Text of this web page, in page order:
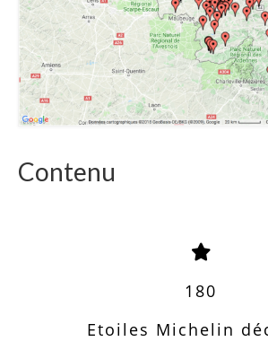
Contenu
180
Etoiles Michelin